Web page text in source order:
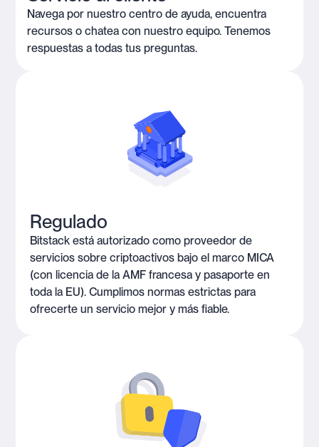
Navega por nuestro centro de ayuda, encuentra
recursos o chatea con nuestro equipo. Tenemos
respuestas a todas tus preguntas.
Regulado
Bitstack está autorizado como proveedor de
servicios sobre criptoactivos bajo el marco MICA
(con licencia de la AMF francesa y pasaporte en
toda la EU). Cumplimos normas estrictas para
ofrecerte un servicio mejor y más fiable.